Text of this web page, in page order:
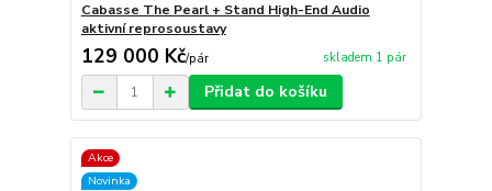
Cabasse The Pearl + Stand High-End Audio
aktivní reprosoustavy
129 000 Kč/pár skladem 1 pár
Přidat do košíku
Akce
Novinka